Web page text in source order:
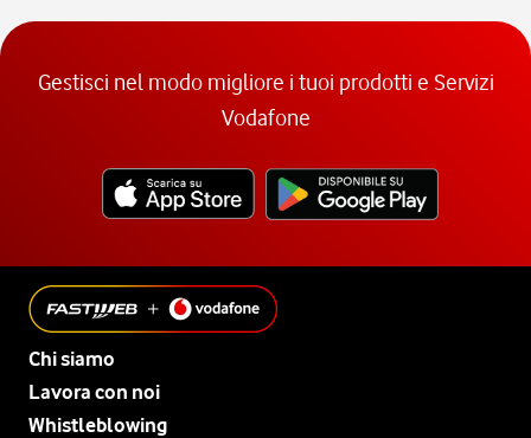
Gestisci nel modo migliore i tuoi prodotti e Servizi
Vodafone
Chi siamo
Lavora con noi
Whistleblowing